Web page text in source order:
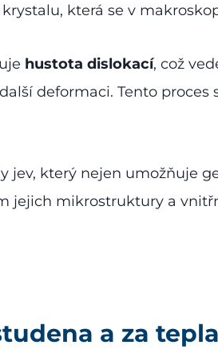
která se v
hustota dislokací, což
deformaci. Tento proces
jev, který nejen umožňuje
jejich mikrostruktury a
a za tepla